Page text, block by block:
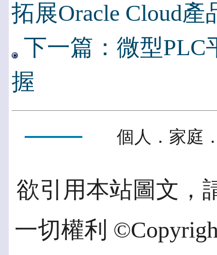
拓展Oracle Cloud產
下一篇：微型PLC
握
個人．家庭
欲引用本站圖文，
一切權利